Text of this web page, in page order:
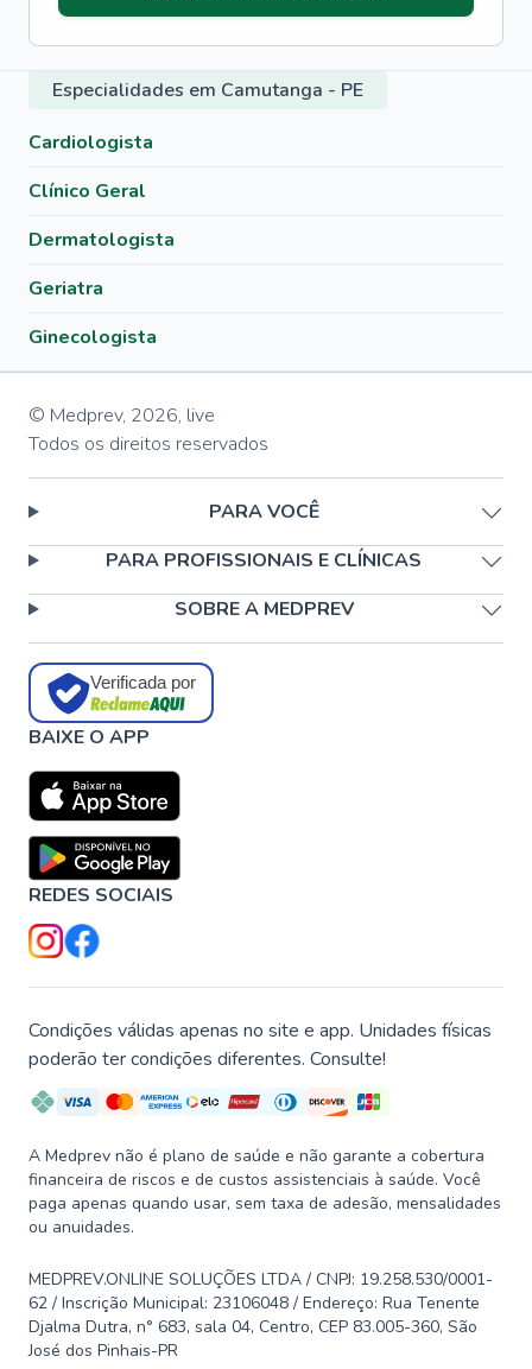
Especialidades em Camutanga - PE
Cardiologista
Clínico Geral
Dermatologista
Geriatra
Ginecologista
© Medprev, 2026, live
Todos os direitos reservados
PARA VOCÊ
PARA PROFISSIONAIS E CLÍNICAS
SOBRE A MEDPREV
Verificada por
BAIXE O APP
REDES SOCIAIS
Condições válidas apenas no site e app. Unidades físicas
poderão ter condições diferentes. Consulte!
A Medprev não é plano de saúde e não garante a cobertura
financeira de riscos e de custos assistenciais à saúde. Você
paga apenas quando usar, sem taxa de adesão, mensalidades
ou anuidades.
MEDPREV.ONLINE SOLUÇÕES LTDA / CNPJ: 19.258.530/0001-
62 / Inscrição Municipal: 23106048 / Endereço: Rua Tenente
Djalma Dutra, n° 683, sala 04, Centro, CEP 83.005-360, São
José dos Pinhais-PR